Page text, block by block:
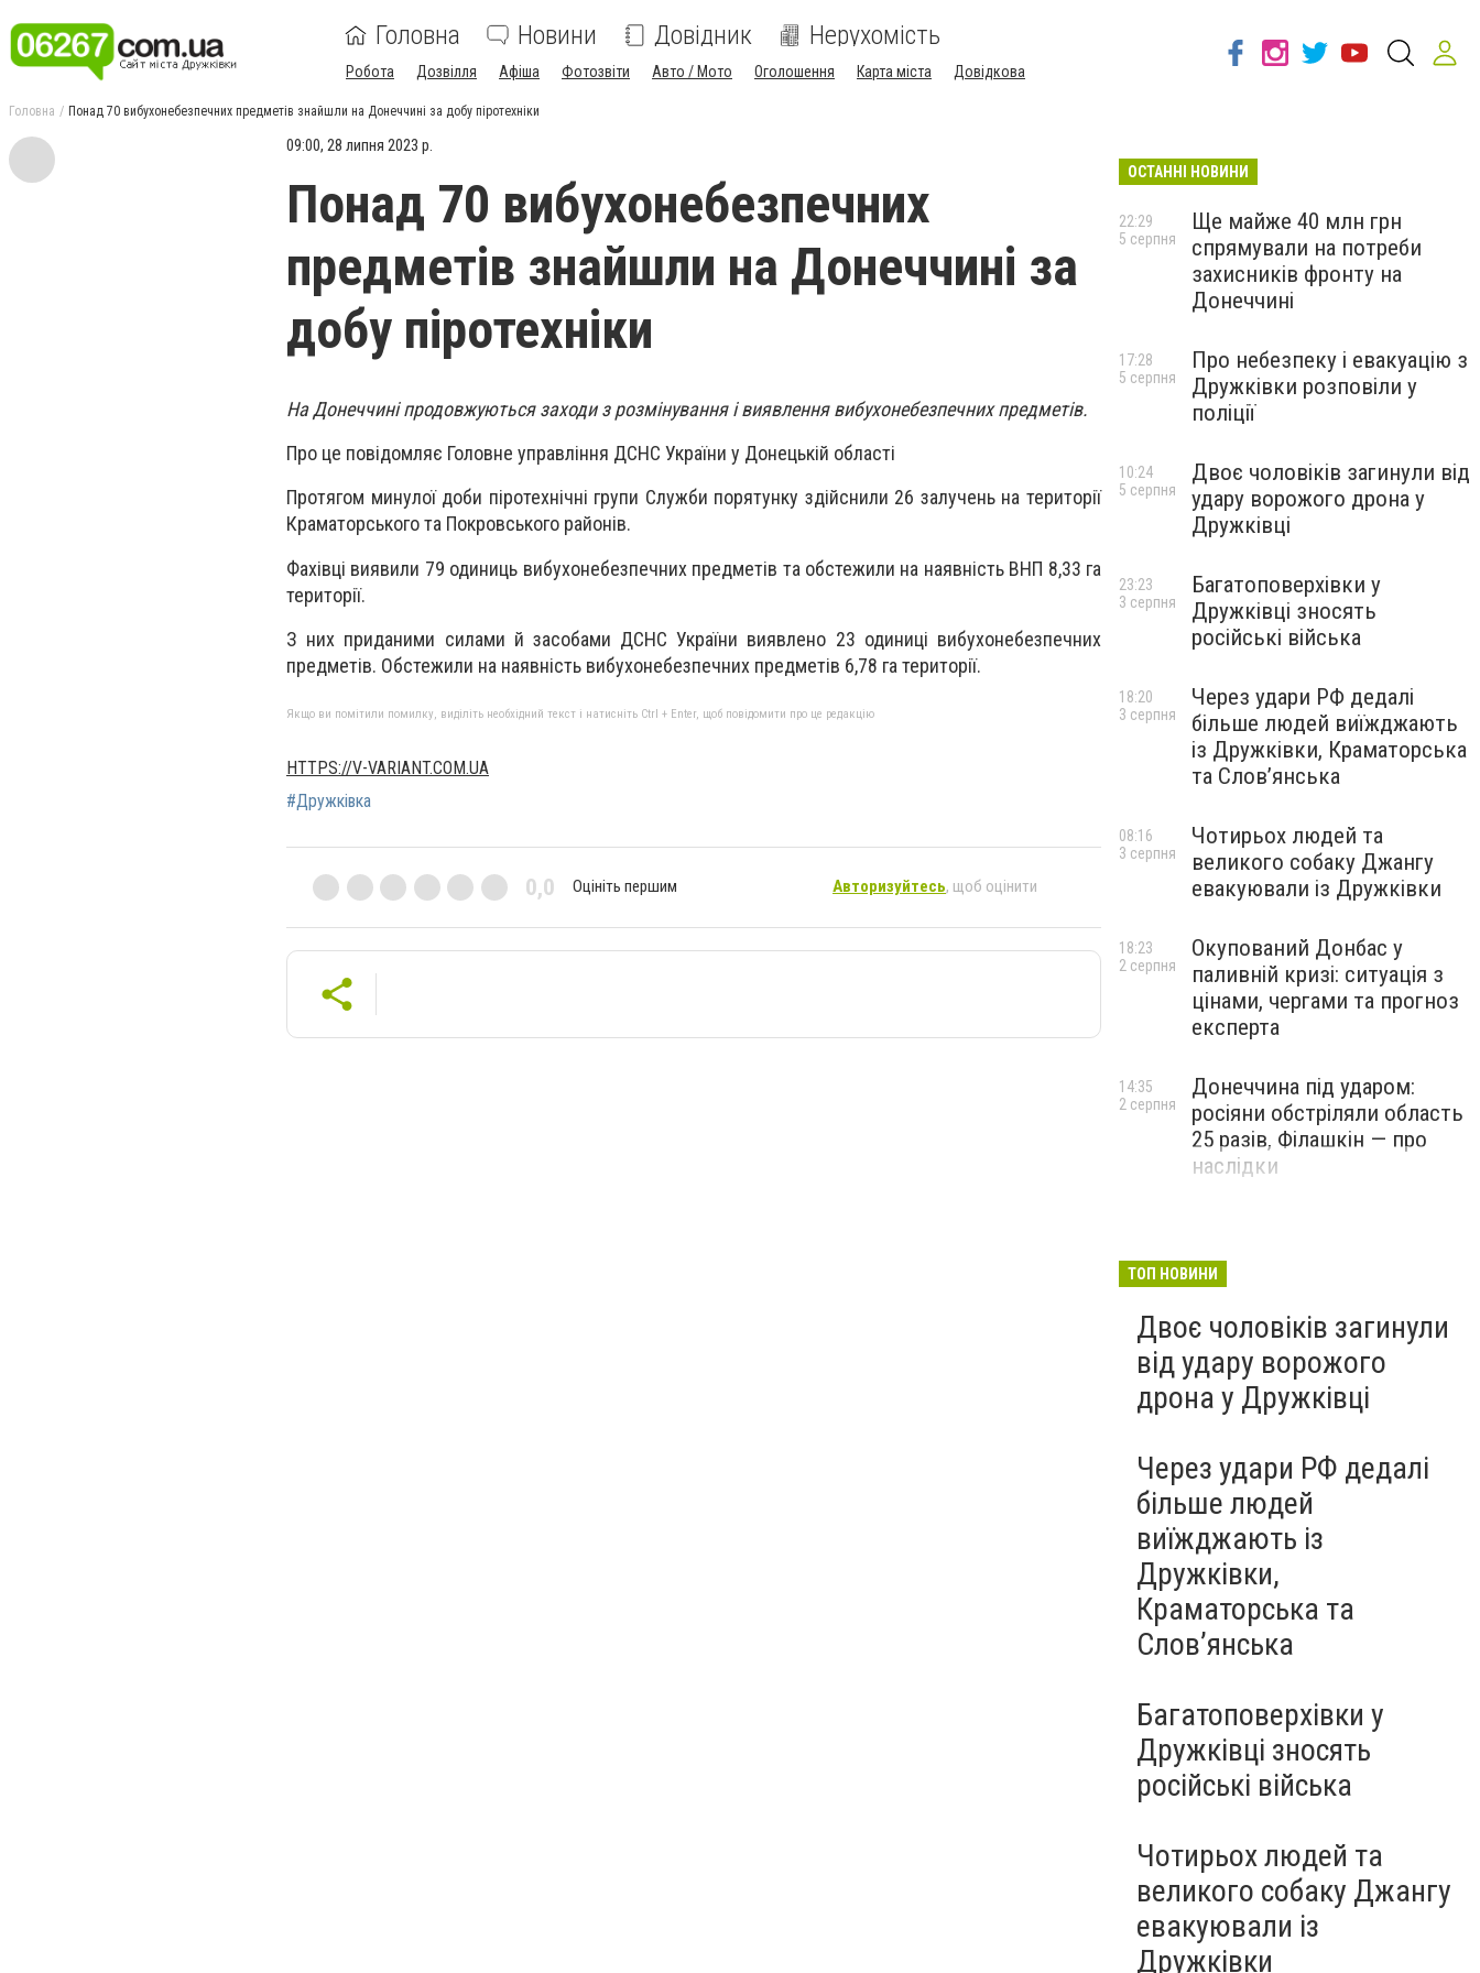
Головна Новини Довідник Нерухомість
Робота Дозвілля Афіша Фотозвіти Авто / Мото Оголошення Карта міста Довідкова
Головна Понад 70 вибухонебезпечних предметів знайшли на Донеччині за добу піротехніки
09:00, 28 липня 2023 р.
Понад 70 вибухонебезпечних
предметів знайшли на Донеччині за
добу піротехніки
На Донеччині продовжуються заходи з розмінування і виявлення вибухонебезпечних предметів.
Про це повідомляє Головне управління ДСНС України у Донецькій області
Протягом минулої доби піротехнічні групи Служби порятунку здійснили 26 залучень на території
Краматорського та Покровського районів.
Фахівці виявили 79 одиниць вибухонебезпечних предметів та обстежили на наявність ВНП 8,33 га
території.
З них приданими силами й засобами ДСНС України виявлено 23 одиниці вибухонебезпечних
предметів. Обстежили на наявність вибухонебезпечних предметів 6,78 га території.
Якщо ви помітили помилку, виділіть необхідний текст і натисніть Ctrl + Enter, щоб повідомити про це редакцію
HTTPS://V-VARIANT.COM.UA
#Дружківка
0,0 Оцініть першим Авторизуйтесь, щоб оцінити
ОСТАННІ НОВИНИ
Ще майже 40 млн грн
спрямували на потреби
захисників фронту на
Донеччині
22:29
5 серпня
Про небезпеку і евакуацію з
Дружківки розповіли у
поліції
17:28
5 серпня
Двоє чоловіків загинули від
удару ворожого дрона у
Дружківці
10:24
5 серпня
Багатоповерхівки у
Дружківці зносять
російські війська
23:23
3 серпня
Через удари РФ дедалі
більше людей виїжджають
із Дружківки, Краматорська
та Слов’янська
18:20
3 серпня
Чотирьох людей та
великого собаку Джангу
евакуювали із Дружківки
08:16
3 серпня
Окупований Донбас у
паливній кризі: ситуація з
цінами, чергами та прогноз
експерта
18:23
2 серпня
Донеччина під ударом:
росіяни обстріляли область
25 разів, Філашкін — про
наслідки
14:35
2 серпня
ТОП НОВИНИ
Двоє чоловіків загинули
від удару ворожого
дрона у Дружківці
Через удари РФ дедалі
більше людей
виїжджають із
Дружківки,
Краматорська та
Слов’янська
Багатоповерхівки у
Дружківці зносять
російські війська
Чотирьох людей та
великого собаку Джангу
евакуювали із
Дружківки